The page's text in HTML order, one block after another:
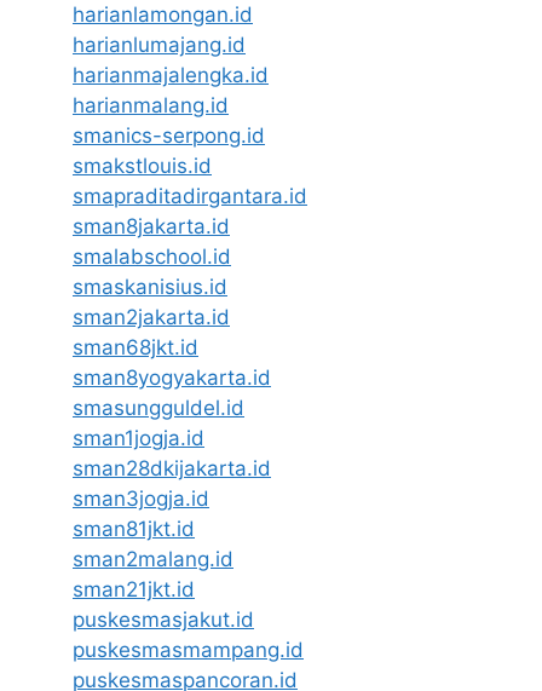
harianlamongan.id
harianlumajang.id
harianmajalengka.id
harianmalang.id
smanics-serpong.id
smakstlouis.id
smapraditadirgantara.id
sman8jakarta.id
smalabschool.id
smaskanisius.id
sman2jakarta.id
sman68jkt.id
sman8yogyakarta.id
smasungguldel.id
sman1jogja.id
sman28dkijakarta.id
sman3jogja.id
sman81jkt.id
sman2malang.id
sman21jkt.id
puskesmasjakut.id
puskesmasmampang.id
puskesmaspancoran.id